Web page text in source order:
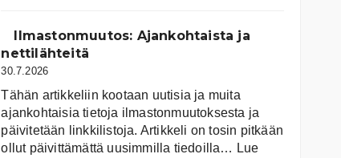
ja
Ilmastonmuutos: Ajankohtaista ja
nettilähteitä
30.7.2026
Tähän artikkeliin kootaan uutisia ja muita
ajankohtaisia tietoja ilmastonmuutoksesta ja
päivitetään linkkilistoja. Artikkeli on tosin pitkään
ollut päivittämättä uusimmilla tiedoilla… Lue